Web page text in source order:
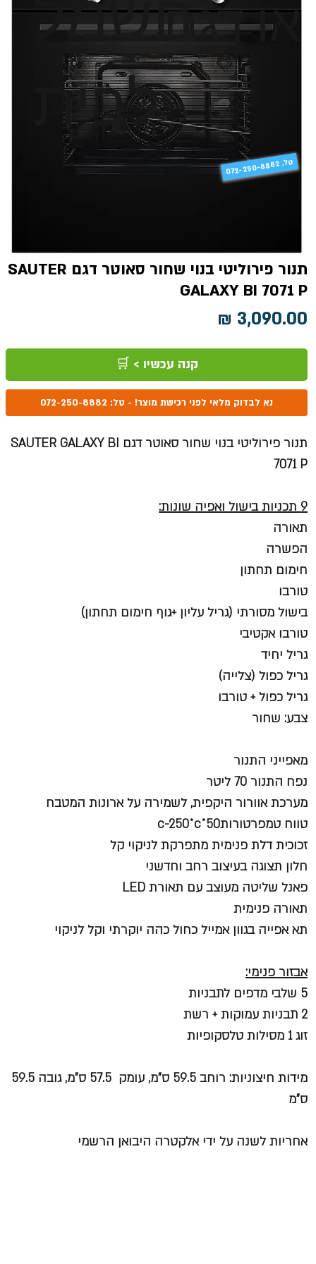
או דגם
לבית
תנור פירוליטי בנוי שחור סאוטר דגם SAUTER
GALAXY BI 7071 P
קנה עכשיו > 🛒
נא לבדוק מלאי לפני רכישת מוצר! - טל: 072-250-8882
תנור פירוליטי בנוי שחור סאוטר דגם SAUTER GALAXY BI
7071 P
9 תכניות בישול ואפיה שונות:
תאורה
הפשרה
חימום תחתון
טורבו
בישול מסורתי (גריל עליון +גוף חימום תחתון)
טורבו אקטיבי
גריל יחיד
גריל כפול (צלייה)
גריל כפול + טורבו
צבע: שחור
מאפייני התנור
נפח התנור 70 ליטר
מערכת אוורור היקפית, לשמירה על ארונות המטבח
טווח טמפרטורות50˚c-250˚c
זכוכית דלת פנימית מתפרקת לניקוי קל
חלון תצוגה בעיצוב רחב וחדשני
פאנל שליטה מעוצב עם תאורת LED
תאורה פנימית
תא אפייה בגוון אמייל כחול כהה יוקרתי וקל לניקוי
אבזור פנימי:
5 שלבי מדפים לתבניות
2 תבניות עמוקות + רשת
זוג 1 מסילות טלסקופיות
מידות חיצוניות:
רוחב 59.5 ס”מ, עומק 57.5 ס”מ, גובה 59.5
ס”מ
אחריות לשנה על ידי אלקטרה היבואן הרשמי
072-250-8882 .טל